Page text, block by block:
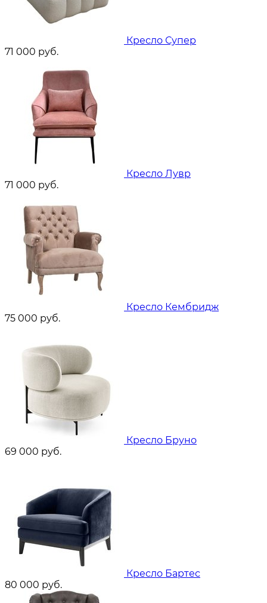
Кресло Супер
71 000 руб.
Кресло Лувр
71 000 руб.
Кресло Кембридж
75 000 руб.
Кресло Бруно
69 000 руб.
Кресло Бартес
80 000 руб.